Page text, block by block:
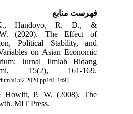
فهرست منابع
Handoyo, R. D., &
W. (2020). The Effect of
Political Stability, and
on Asian Economic
Jurnal Ilmiah Bidang
15(2), 161-169.
169]
Howitt, P. W. (2008). The
MIT Press.